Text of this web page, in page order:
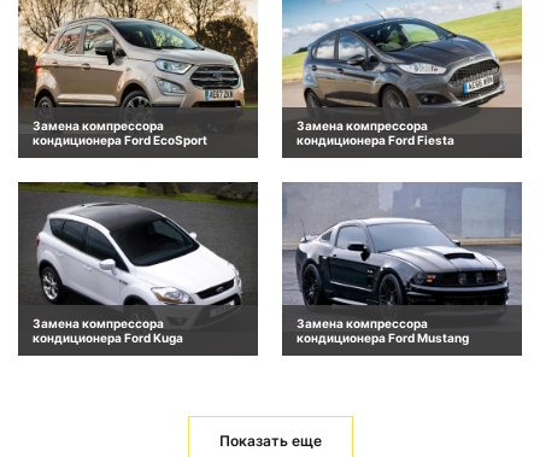
Замена компрессора
кондиционера Ford EcoSport
Замена компрессора
кондиционера Ford Fiesta
Замена компрессора
кондиционера Ford Kuga
Замена компрессора
кондиционера Ford Mustang
Показать еще